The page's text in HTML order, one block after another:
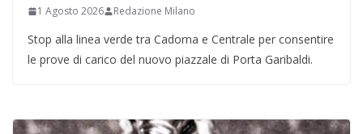
1 Agosto 2026 Redazione Milano
Stop alla linea verde tra Cadorna e Centrale per consentire
le prove di carico del nuovo piazzale di Porta Garibaldi.